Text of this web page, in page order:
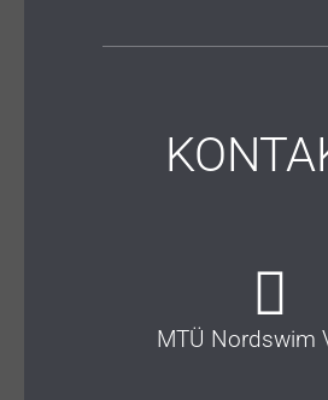
MTÜ Nordswim